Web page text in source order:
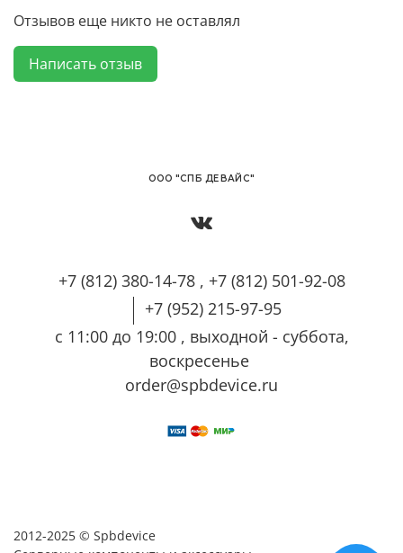
Отзывов еще никто не оставлял
Написать отзыв
+7 (812) 380-14-78 , +7 (812) 501-92-08
+7 (952) 215-97-95
с 11:00 до 19:00 , выходной - суббота,
воскресенье
order@spbdevice.ru
OОО "СПБ ДЕВАЙС"
2012-2025 © Spbdevice